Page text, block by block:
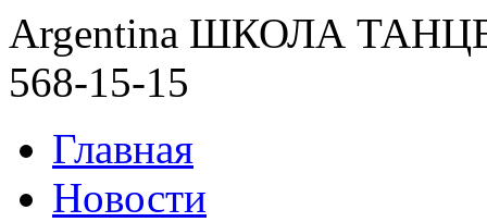
Argentina ШКОЛА
568-15-15
Главная
Новости